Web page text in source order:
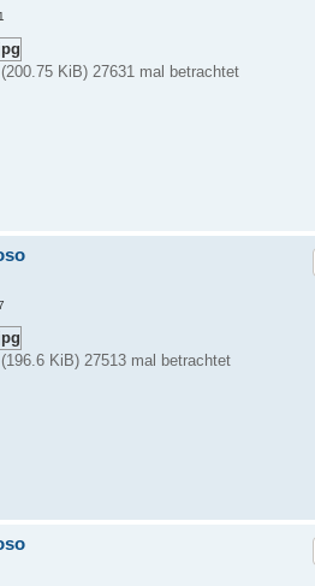
KiB) 27631 mal betrachtet
KiB) 27513 mal betrachtet